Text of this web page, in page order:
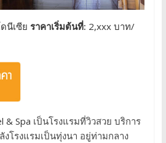
นีเซีย ราคาเริ่มต้นที่: 2,xxx บาท/
& Spa เป็นโรงแรมที่วิวสวย บริการ
งโรงแรมเป็นทุ่งนา อยู่ท่ามกลาง